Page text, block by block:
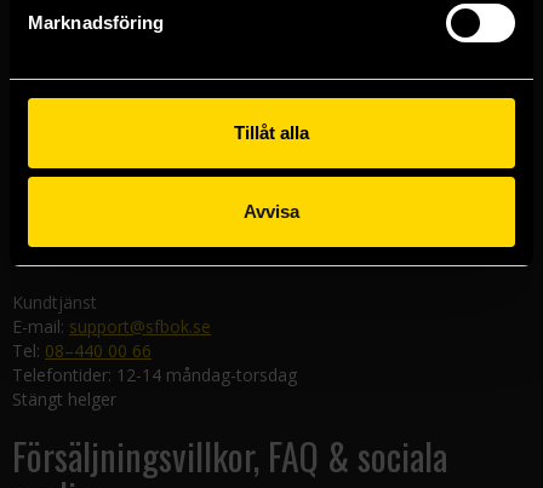
Marknadsföring
Tillåt alla
Avvisa
Göteborgsbutiken
Kungsgatan 19
Malmöbutiken
582 19 Linköping
Kundtjänst
E-mail: support@sfbok.se
Tel: 08–440 00 66
Telefontider: 12-14 måndag-torsdag
Stängt helger
Försäljningsvillkor, FAQ & sociala